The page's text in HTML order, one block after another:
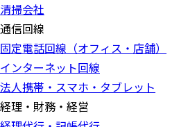
清掃会社
通信回線
固定電話回線（オフィス・店舗）
インターネット回線
法人携帯・スマホ・タブレット
経理・財務・経営